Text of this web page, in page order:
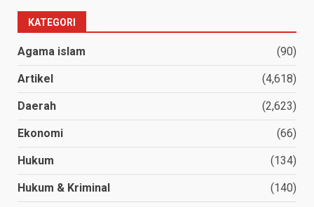
KATEGORI
Agama islam (90)
Artikel (4,618)
Daerah (2,623)
Ekonomi (66)
Hukum (134)
Hukum & Kriminal (140)